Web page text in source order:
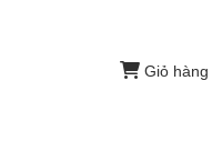
Giỏ hàng